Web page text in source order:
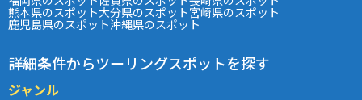
熊本県のスポット大分県のスポット宮崎県のスポット
鹿児島県のスポット沖縄県のスポット
詳細条件からツーリングスポットを探す
ジャンル